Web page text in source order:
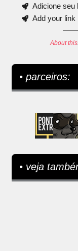
Adicione seu
Add your link
About this
• parceiros:
• veja